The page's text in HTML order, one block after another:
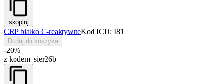
skopiuj
CRP białko C-reaktywneKod ICD: I81
Dodaj do koszyka
-20%
z kodem: sier26b